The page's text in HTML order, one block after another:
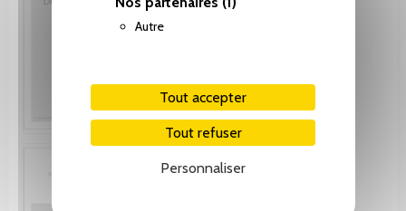
Autre
Tout accepter
Tout refuser
Personnaliser